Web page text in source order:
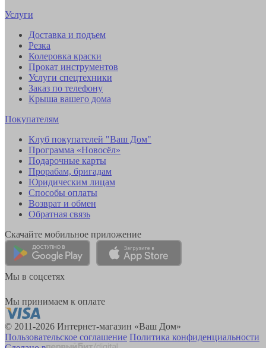
Услуги
Доставка и подъем
Резка
Колеровка краски
Прокат инструментов
Услуги спецтехники
Заказ по телефону
Крыша вашего дома
Покупателям
Клуб покупателей "Ваш Дом"
Программа «Новосёл»
Подарочные карты
Прорабам, бригадам
Юридическим лицам
Способы оплаты
Возврат и обмен
Обратная связь
Скачайте мобильное приложение
Мы в соцсетях
Мы принимаем к оплате
© 2011-2026 Интернет-магазин «Ваш Дом»
Пользовательское соглашение Политика конфиденциальности